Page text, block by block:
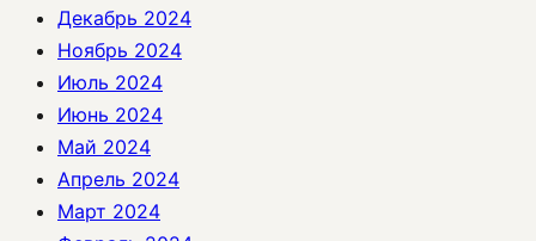
Декабрь 2024
Ноябрь 2024
Июль 2024
Июнь 2024
Май 2024
Апрель 2024
Март 2024